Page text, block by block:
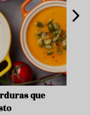
que